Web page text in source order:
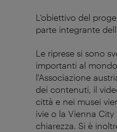
L'obiettivo del
parte integrante
Le riprese si sono
importanti al
l'Associazione
dei contenuti, il
città e nei musei
ivie o la Vienna
chiarezza. Si è